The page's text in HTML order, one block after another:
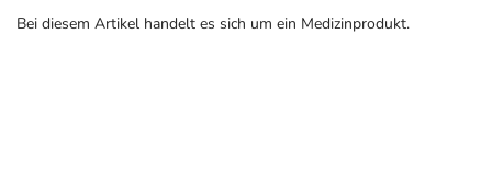
Bei diesem Artikel handelt es sich um ein Medizinprodukt.